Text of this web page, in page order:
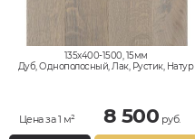
135x400-1500, 15мм
Дуб, Однополосный, Лак, Рустик, Натур
Цена за 1 м² 8 500 руб.